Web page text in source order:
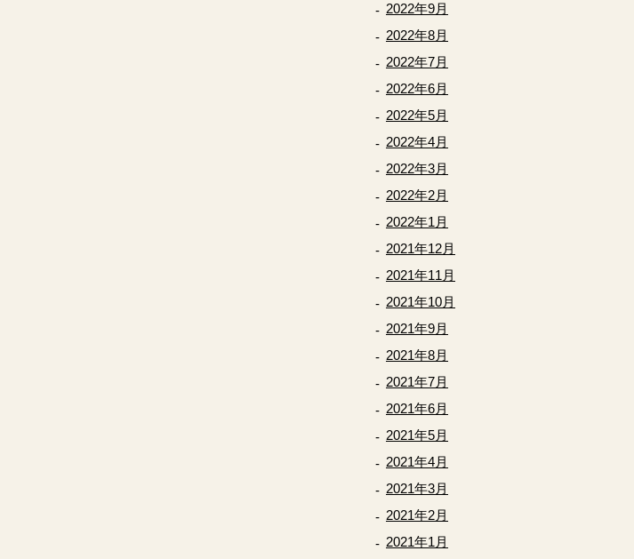
2022年9月
2022年8月
2022年7月
2022年6月
2022年5月
2022年4月
2022年3月
2022年2月
2022年1月
2021年12月
2021年11月
2021年10月
2021年9月
2021年8月
2021年7月
2021年6月
2021年5月
2021年4月
2021年3月
2021年2月
2021年1月